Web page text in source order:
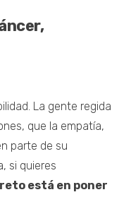
La gente regida
que la empatía,
parte de su
si quieres
está en poner